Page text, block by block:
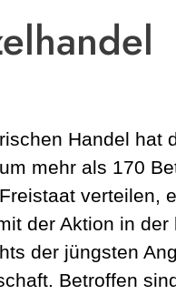
Handel hat
mehr als 170
verteilen,
der Aktion in
der jüngsten
Betroffen